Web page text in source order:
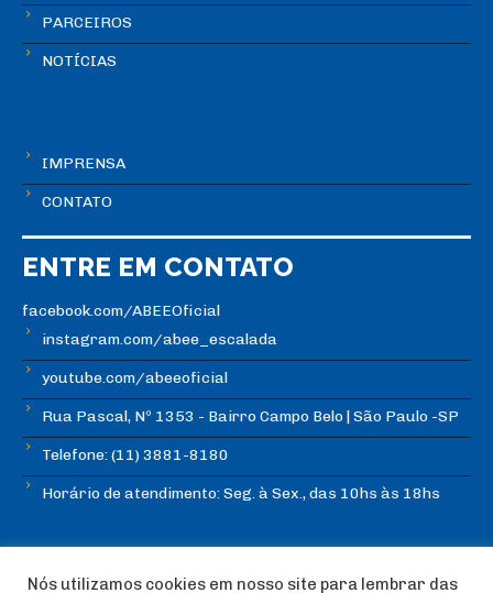
PARCEIROS
NOTÍCIAS
IMPRENSA
CONTATO
ENTRE EM CONTATO
facebook.com/ABEEOficial
instagram.com/abee_escalada
youtube.com/abeeoficial
Rua Pascal, Nº 1353 - Bairro Campo Belo | São Paulo -SP
Telefone: (11) 3881-8180
Horário de atendimento: Seg. à Sex., das 10hs às 18hs
Nós utilizamos cookies em nosso site para lembrar das